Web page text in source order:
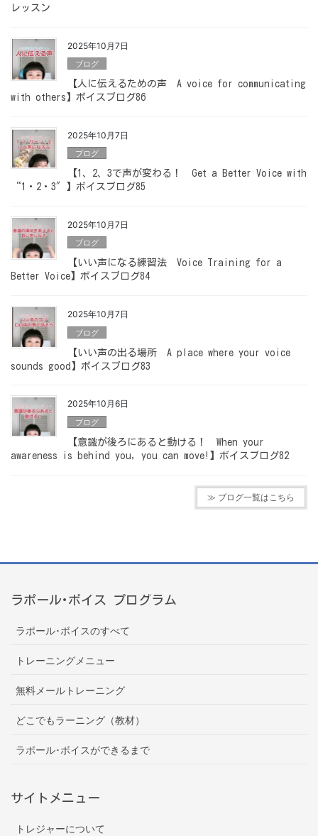
レッスン
2025年10月7日
ブログ
【人に伝えるための声 A voice for communicating
with others】ボイスブログ86
2025年10月7日
ブログ
【1、2、3で声が変わる！ Get a Better Voice with
“1・2・3″】ボイスブログ85
2025年10月7日
ブログ
【いい声になる練習法 Voice Training for a
Better Voice】ボイスブログ84
2025年10月7日
ブログ
【いい声の出る場所 A place where your voice
sounds good】ボイスブログ83
2025年10月6日
ブログ
【意識が後ろにあると動ける！ When your
awareness is behind you, you can move!】ボイスブログ82
≫ ブログ一覧はこちら
ラポール･ボイス プログラム
ラポール･ボイスのすべて
トレーニングメニュー
無料メールトレーニング
どこでもラーニング（教材）
ラポール･ボイスができるまで
サイトメニュー
トレジャーについて